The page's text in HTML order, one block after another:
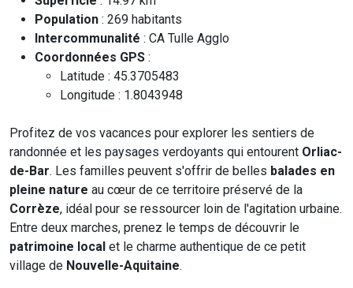
Population : 269 habitants
Intercommunalité : CA Tulle Agglo
Coordonnées GPS :
Latitude : 45.3705483
Longitude : 1.8043948
Profitez de vos vacances pour explorer les sentiers de
randonnée et les paysages verdoyants qui entourent Orliac-
de-Bar. Les familles peuvent s'offrir de belles balades en
pleine nature au cœur de ce territoire préservé de la
Corrèze, idéal pour se ressourcer loin de l'agitation urbaine.
Entre deux marches, prenez le temps de découvrir le
patrimoine local et le charme authentique de ce petit
village de Nouvelle-Aquitaine.